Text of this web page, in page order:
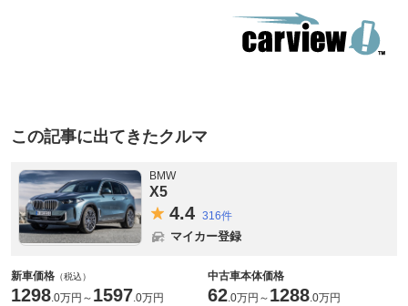
この記事に出てきたクルマ
BMW
X5
4.4 316件
マイカー登録
新車価格 （税込）
1298 0万円 ～ 1597 0万円
中古車本体価格
62 0万円 ～ 1288 0万円